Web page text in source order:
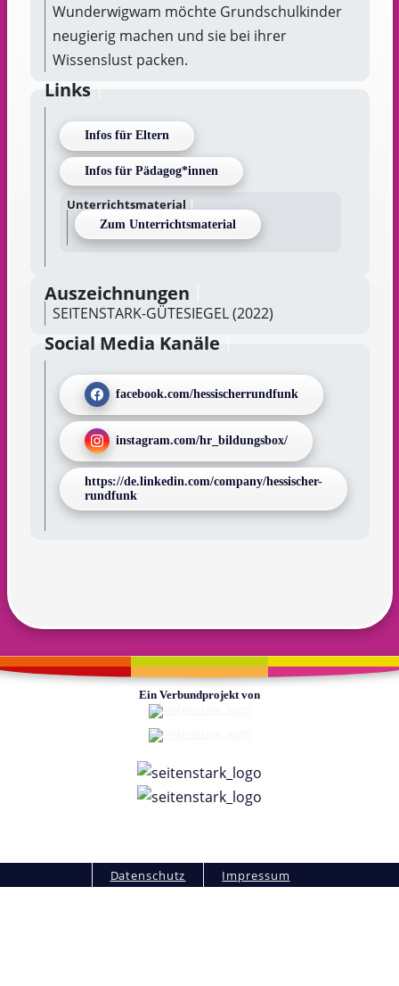
Wunderwigwam möchte Grundschulkinder
neugierig machen und sie bei ihrer
Wissenslust packen.
Links
Infos für Eltern
Infos für Pädagog*innen
Unterrichtsmaterial
Zum Unterrichtsmaterial
Auszeichnungen
SEITENSTARK-GÜTESIEGEL (2022)
Social Media Kanäle
facebook.com/hessischerrundfunk
instagram.com/hr_bildungsbox/
https://de.linkedin.com/company/hessischer-
rundfunk
Ein Verbundprojekt von
Datenschutz Impressum